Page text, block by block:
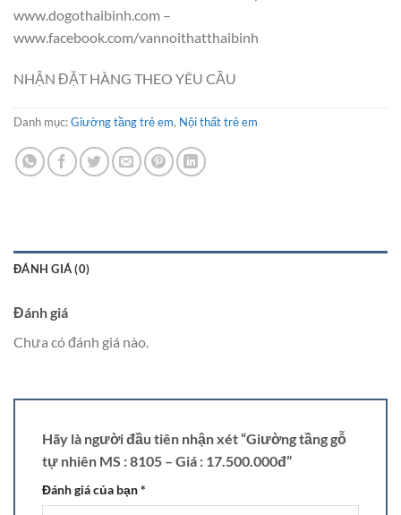
www.dogothaibinh.com –
www.facebook.com/vannoithatthaibinh
NHẬN ĐẶT HÀNG THEO YÊU CẦU
Danh mục:Giường tầng trẻ em, Nội thất trẻ em
ĐÁNH GIÁ (0)
Đánh giá
Chưa có đánh giá nào.
Hãy là người đầu tiên nhận xét “Giường tầng gỗ
tự nhiên MS : 8105 – Giá : 17.500.000đ”
Đánh giá của bạn*